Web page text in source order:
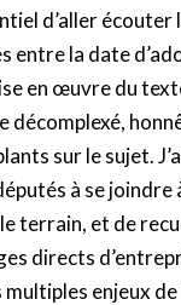
d’aller écouter
entre la date
en œuvre du
décomplexé,
sur le sujet.
à se joindre
le terrain, et de
directs
multiples enjeux de